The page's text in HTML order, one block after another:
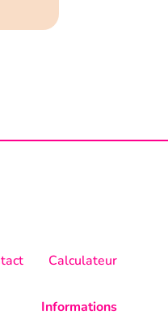
Calculateur
Informations